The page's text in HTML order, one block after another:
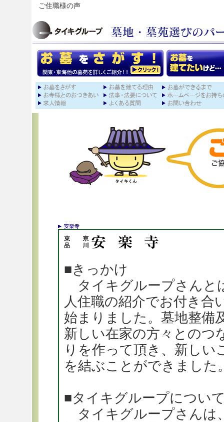
ご住職様の声
■きっかけ
タイキグループさんと
人住職の紹介でお付き合
始まりました。墓地整備
新しい在家の方々とのつ
りを作って頂き、新しい
を結ぶことができました
■タイキグループについ
タイキグループさんは